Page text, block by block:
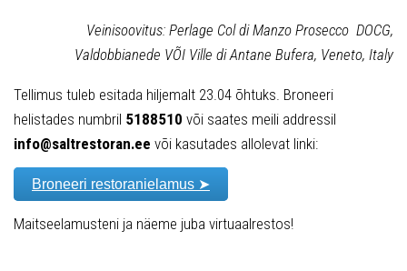
Veinisoovitus: Perlage Col di Manzo Prosecco DOCG,
Valdobbianede VÕI Ville di Antane Bufera, Veneto, Italy
Tellimus tuleb esitada hiljemalt 23.04 õhtuks. Broneeri
helistades numbril 5188510 või saates meili addressil
info@saltrestoran.ee või kasutades allolevat linki:
Broneeri restoranielamus ➤
Maitseelamusteni ja näeme juba virtuaalrestos!